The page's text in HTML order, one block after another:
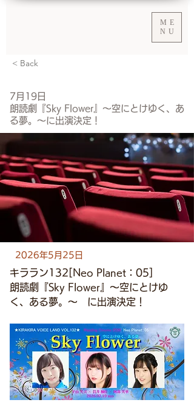
ME
NU
< Back
7月19日
朗読劇『Sky Flower』～空にとけゆく、あ
る夢。～に出演決定！
2026年5月25日
キララン132[Neo Planet：05]
朗読劇『Sky Flower』～空にとけゆ
く、ある夢。～　に出演決定！